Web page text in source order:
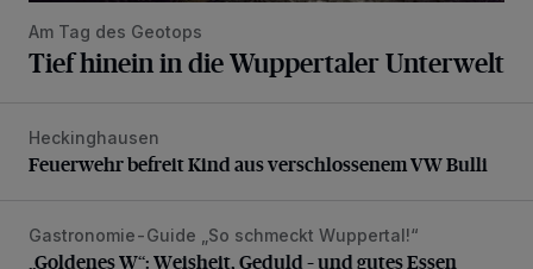
Am Tag des Geotops
Tief hinein in die Wuppertaler Unterwelt
Feuerwehr befreit Kind aus verschlossenem VW Bulli
Heckinghausen
Feuerwehr befreit Kind aus verschlossenem VW Bulli
„Goldenes W“: Weisheit, Geduld – und gutes Essen
Gastronomie-Guide „So schmeckt Wuppertal!“
„Goldenes W“: Weisheit, Geduld – und gutes Essen